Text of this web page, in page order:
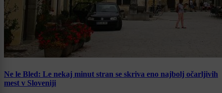
Ne le Bled: Le nekaj minut stran se skriva eno najbolj očarljivih
mest v Sloveniji